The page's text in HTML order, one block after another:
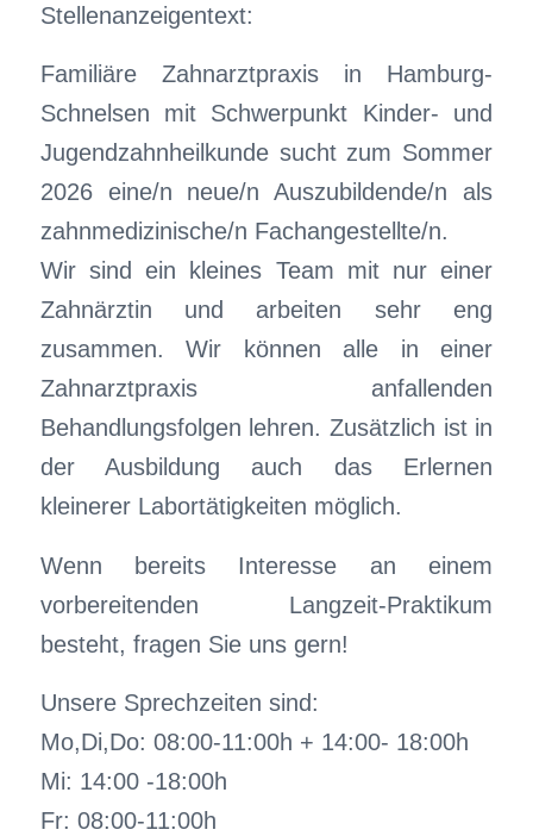
Stellenanzeigentext:
Familiäre Zahnarztpraxis in Hamburg-
Schnelsen mit Schwerpunkt Kinder- und
Jugendzahnheilkunde sucht zum Sommer
2026 eine/n neue/n Auszubildende/n als
zahnmedizinische/n Fachangestellte/n.
Wir sind ein kleines Team mit nur einer
Zahnärztin und arbeiten sehr eng
zusammen. Wir können alle in einer
Zahnarztpraxis anfallenden
Behandlungsfolgen lehren. Zusätzlich ist in
der Ausbildung auch das Erlernen
kleinerer Labortätigkeiten möglich.
Wenn bereits Interesse an einem
vorbereitenden Langzeit-Praktikum
besteht, fragen Sie uns gern!
Unsere Sprechzeiten sind:
Mo,Di,Do: 08:00-11:00h + 14:00- 18:00h
Mi: 14:00 -18:00h
Fr: 08:00-11:00h